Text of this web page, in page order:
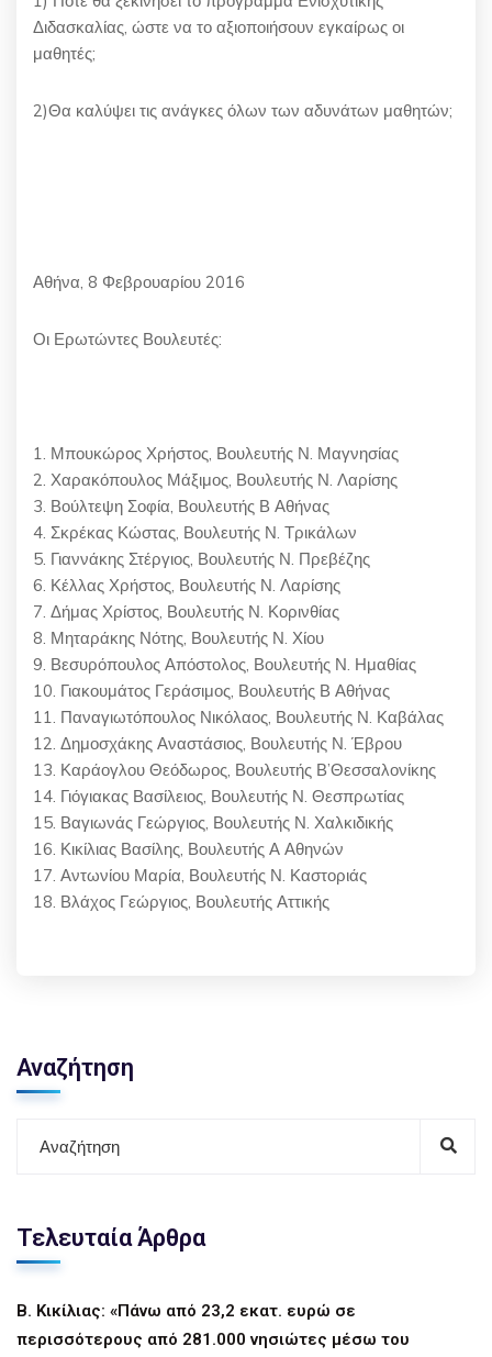
Διδασκαλίας, ώστε να το αξιοποιήσουν εγκαίρως οι
μαθητές;
2)Θα καλύψει τις ανάγκες όλων των αδυνάτων μαθητών;
Αθήνα, 8 Φεβρουαρίου 2016
Οι Ερωτώντες Βουλευτές:
1. Μπουκώρος Χρήστος, Βουλευτής Ν. Μαγνησίας
2. Χαρακόπουλος Μάξιμος, Βουλευτής Ν. Λαρίσης
3. Βούλτεψη Σοφία, Βουλευτής Β Αθήνας
4. Σκρέκας Κώστας, Βουλευτής Ν. Τρικάλων
5. Γιαννάκης Στέργιος, Βουλευτής Ν. Πρεβέζης
6. Κέλλας Χρήστος, Βουλευτής Ν. Λαρίσης
7. Δήμας Χρίστος, Βουλευτής Ν. Κορινθίας
8. Μηταράκης Νότης, Βουλευτής Ν. Χίου
9. Βεσυρόπουλος Απόστολος, Βουλευτής Ν. Ημαθίας
10. Γιακουμάτος Γεράσιμος, Βουλευτής Β Αθήνας
11. Παναγιωτόπουλος Νικόλαος, Βουλευτής Ν. Καβάλας
12. Δημοσχάκης Αναστάσιος, Βουλευτής Ν. Έβρου
13. Καράογλου Θεόδωρος, Βουλευτής Β’Θεσσαλονίκης
14. Γιόγιακας Βασίλειος, Βουλευτής Ν. Θεσπρωτίας
15. Βαγιωνάς Γεώργιος, Βουλευτής Ν. Χαλκιδικής
16. Κικίλιας Βασίλης, Βουλευτής Α Αθηνών
17. Αντωνίου Μαρία, Βουλευτής Ν. Καστοριάς
18. Βλάχος Γεώργιος, Βουλευτής Αττικής
Αναζήτηση
Τελευταία Άρθρα
Β. Κικίλιας: «Πάνω από 23,2 εκατ. ευρώ σε
περισσότερους από 281.000 νησιώτες μέσω του